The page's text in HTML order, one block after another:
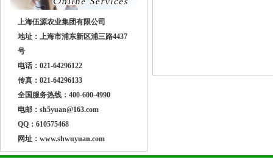
上海伍源农业集团有限公司
地址：上海市浦东新区浦三路4437
号
电话：021-64296122
传真：021-64296133
全国服务热线：400-600-4990
电邮：sh5yuan@163.com
QQ：610575468
网址：www.shwuyuan.com